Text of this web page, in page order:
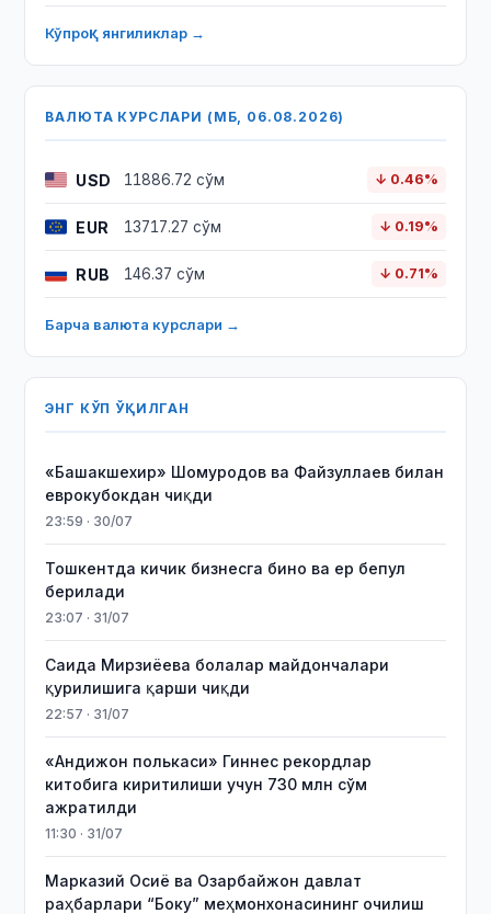
Кўпроқ янгиликлар →
ВАЛЮТА КУРСЛАРИ (МБ, 06.08.2026)
USD 11886.72 сўм ↓ 0.46%
EUR 13717.27 сўм ↓ 0.19%
RUB 146.37 сўм ↓ 0.71%
Барча валюта курслари →
ЭНГ КЎП ЎҚИЛГАН
«Башакшехир» Шомуродов ва Файзуллаев билан
еврокубокдан чиқди
23:59 · 30/07
Тошкентда кичик бизнесга бино ва ер бепул
берилади
23:07 · 31/07
Саида Мирзиёева болалар майдончалари
қурилишига қарши чиқди
22:57 · 31/07
«Андижон полькаси» Гиннес рекордлар
китобига киритилиши учун 730 млн сўм
ажратилди
11:30 · 31/07
Марказий Осиё ва Озарбайжон давлат
раҳбарлари “Боку” меҳмонхонасининг очилиш